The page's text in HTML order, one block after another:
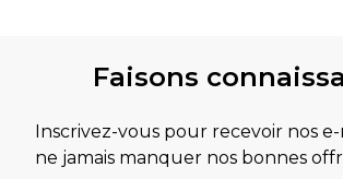
Faisons
Inscrivez-vous pour recevoir nos e-
ne jamais manquer nos bonnes